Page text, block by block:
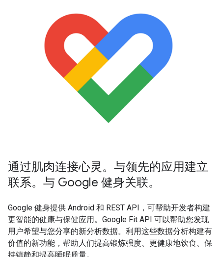
通过肌肉连接心灵。与领先的应用建立
联系。与 Google 健身关联。
Google 健身提供 Android 和 REST API，可帮助开发者构建
更智能的健康与保健应用。Google Fit API 可以帮助您发现
用户希望与您分享的新分析数据。利用这些数据分析构建有
价值的新功能，帮助人们提高锻炼强度、更健康地饮食、保
持镇静和提高睡眠质量。